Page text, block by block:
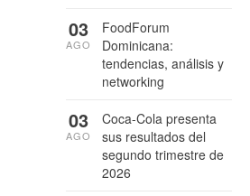
FoodForum
Dominicana:
tendencias, análisis y
networking
03
AGO
Coca-Cola presenta
sus resultados del
segundo trimestre de
2026
03
AGO